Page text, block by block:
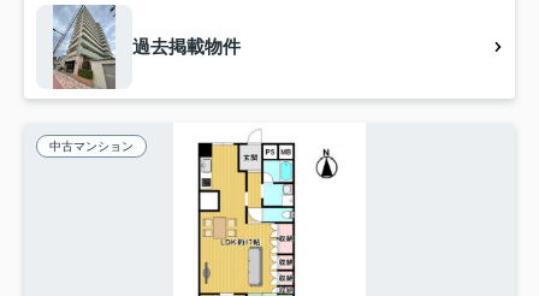
過去掲載物件
中古マンション